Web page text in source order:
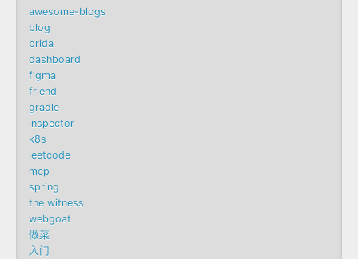
awesome-blogs
blog
brida
dashboard
figma
friend
gradle
inspector
k8s
leetcode
mcp
spring
the witness
webgoat
做菜
入门